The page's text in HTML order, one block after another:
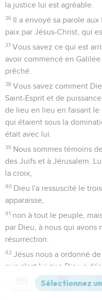
la justice lui est agréable.
36 Il a envoyé sa parole
paix par Jésus-Christ, qui
37 Vous savez ce qui est
avoir commencé en
prêché.
38 Vous savez comment
Saint-Esprit et de
de lieu en lieu en faisant
qui étaient sous la
était avec lui.
39 Nous sommes témoins
des Juifs et à Jérusalem.
la croix,
40 Dieu l'a ressuscité le
apparaisse,
41 non à tout le peuple,
par Dieu, à nous qui avons
résurrection.
42 Jésus nous a ordonné
que c'est lui que Dieu a
Tous les prophètes
Versions